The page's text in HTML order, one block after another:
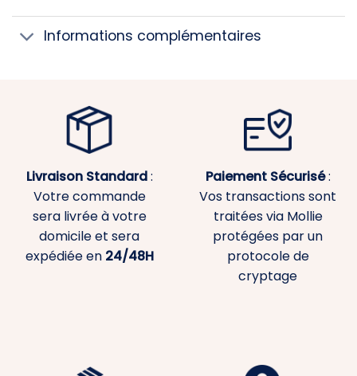
Informations complémentaires
Livraison Standard:
Votre commande
sera livrée à votre
domicile et sera
expédiée en 24/48H
Paiement Sécurisé:
Vos transactions sont
traitées via Mollie
protégées par un
protocole de
cryptage